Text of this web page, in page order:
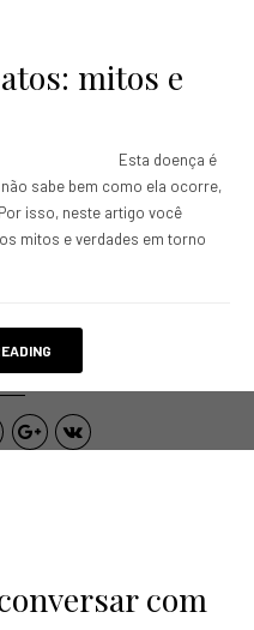
mitos e
Esta doença é
sabe bem como ela ocorre,
isso, neste artigo você
mitos e verdades em torno
com